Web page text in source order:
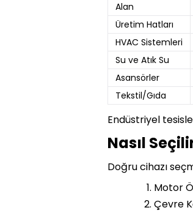
Alan
Üretim Hatları
HVAC Sistemleri
Su ve Atık Su
Asansörler
Tekstil/Gıda
Endüstriyel
Nasıl
Doğru cihazı
Motor
Çevre